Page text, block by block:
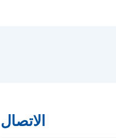
الاتصال